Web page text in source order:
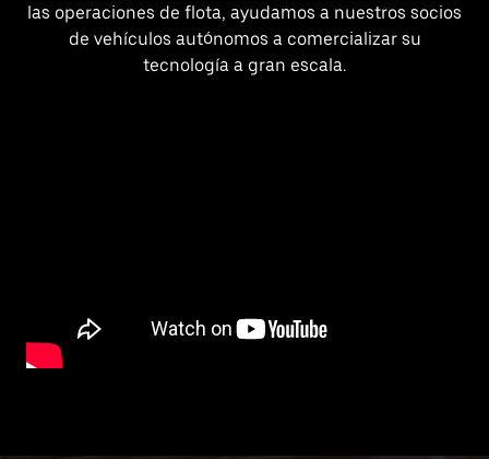
las operaciones de flota, ayudamos a nuestros socios
de vehículos autónomos a comercializar su
tecnología a gran escala.